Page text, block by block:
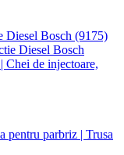
Diesel Bosch (9175)